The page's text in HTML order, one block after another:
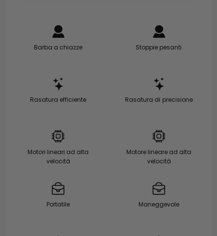
Barba a chiazze
Rasatura efficiente
Motori lineari ad alta
velocità
Portatile
Stoppie pesanti
Rasatura di precisione
Motore lineare ad alta
velocità
Maneggevole